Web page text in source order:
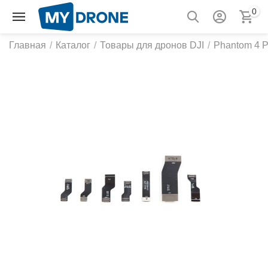
0
Главная / Каталог / Товары для дронов DJI / Phantom 4